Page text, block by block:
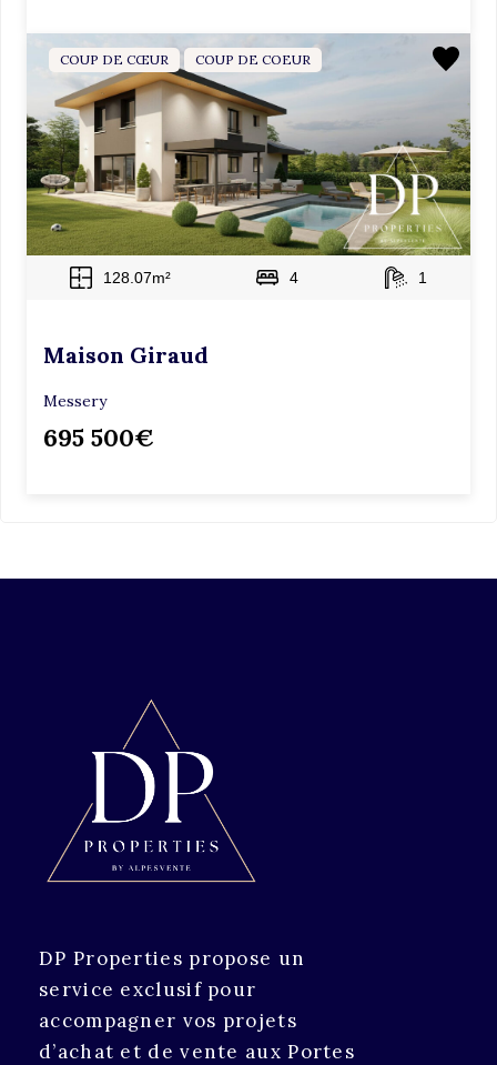
COUP DE CŒUR COUP DE COEUR
128.07m² 4 1
Maison Giraud
Messery
695 500€
DP Properties propose un
service exclusif pour
accompagner vos projets
d’achat et de vente aux Portes